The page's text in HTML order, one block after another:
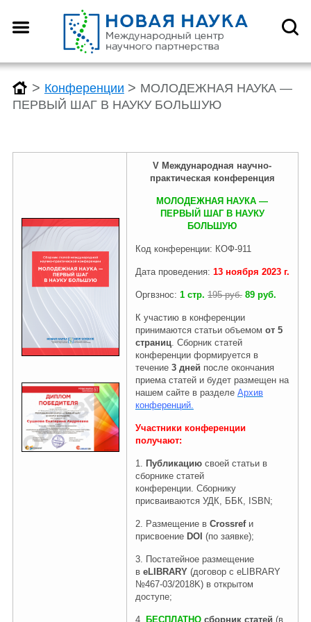
Назад
О центре
Как оформить научную
Отзывы
Редколлегия
Правовая информация
Назад
Конференции
Заявка (регистрация) на
Архив конференций 2026
2025-2019
Назад
Монографии
Архив монографий 2026
2025-2019
Назад
Конкурсы
Заявка (регистрация) на
Архив конкурсов 2026
2025-2019
> Конференции > МОЛОДЕЖНАЯ НАУКА —
ПЕРВЫЙ ШАГ В НАУКУ БОЛЬШУЮ
V Международная научно-
практическая конференция
МОЛОДЕЖНАЯ НАУКА —
ПЕРВЫЙ ШАГ В НАУКУ
БОЛЬШУЮ
Код конференции: КОФ-911
Дата проведения: 13 ноября 2023г.
Оргвзнос: 1 стр. 195 руб. 89 руб.
К участию в конференции
принимаются статьи объемом от 5
страниц. Сборник статей
конференции формируется в
течение3 дней после окончания
приема статей и будет размещен на
нашем сайте в разделе Архив
конференций.
Участники конференции
получают:
1. Публикациюсвоей статьи в
сборнике статей
конференции. Сборнику
присваиваются УДК, ББК, ISBN;
2. Размещение в Crossref и
присвоение DOI (по заявке);
3. Постатейное размещение
в eLIBRARY (договор с eLIBRARY
№467-03/2018K) в открытом
доступе;
4. БЕСПЛАТНО сборник статей (в